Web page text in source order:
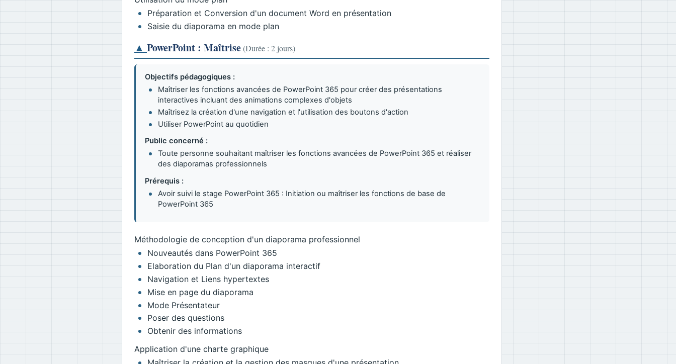
Préparation et Conversion d'un document Word en présentation
Saisie du diaporama en mode plan
▲ PowerPoint : Maîtrise(Durée : 2 jours)
Objectifs pédagogiques :
Maîtriser les fonctions avancées de PowerPoint 365 pour créer des présentations
interactives incluant des animations complexes d'objets
Maîtrisez la création d'une navigation et l'utilisation des boutons d'action
Utiliser PowerPoint au quotidien
Public concerné :
Toute personne souhaitant maîtriser les fonctions avancées de PowerPoint 365 et réaliser
des diaporamas professionnels
Prérequis :
Avoir suivi le stage PowerPoint 365 : Initiation ou maîtriser les fonctions de base de
PowerPoint 365
Méthodologie de conception d'un diaporama professionnel
Nouveautés dans PowerPoint 365
Elaboration du Plan d'un diaporama interactif
Navigation et Liens hypertextes
Mise en page du diaporama
Mode Présentateur
Poser des questions
Obtenir des informations
Application d'une charte graphique